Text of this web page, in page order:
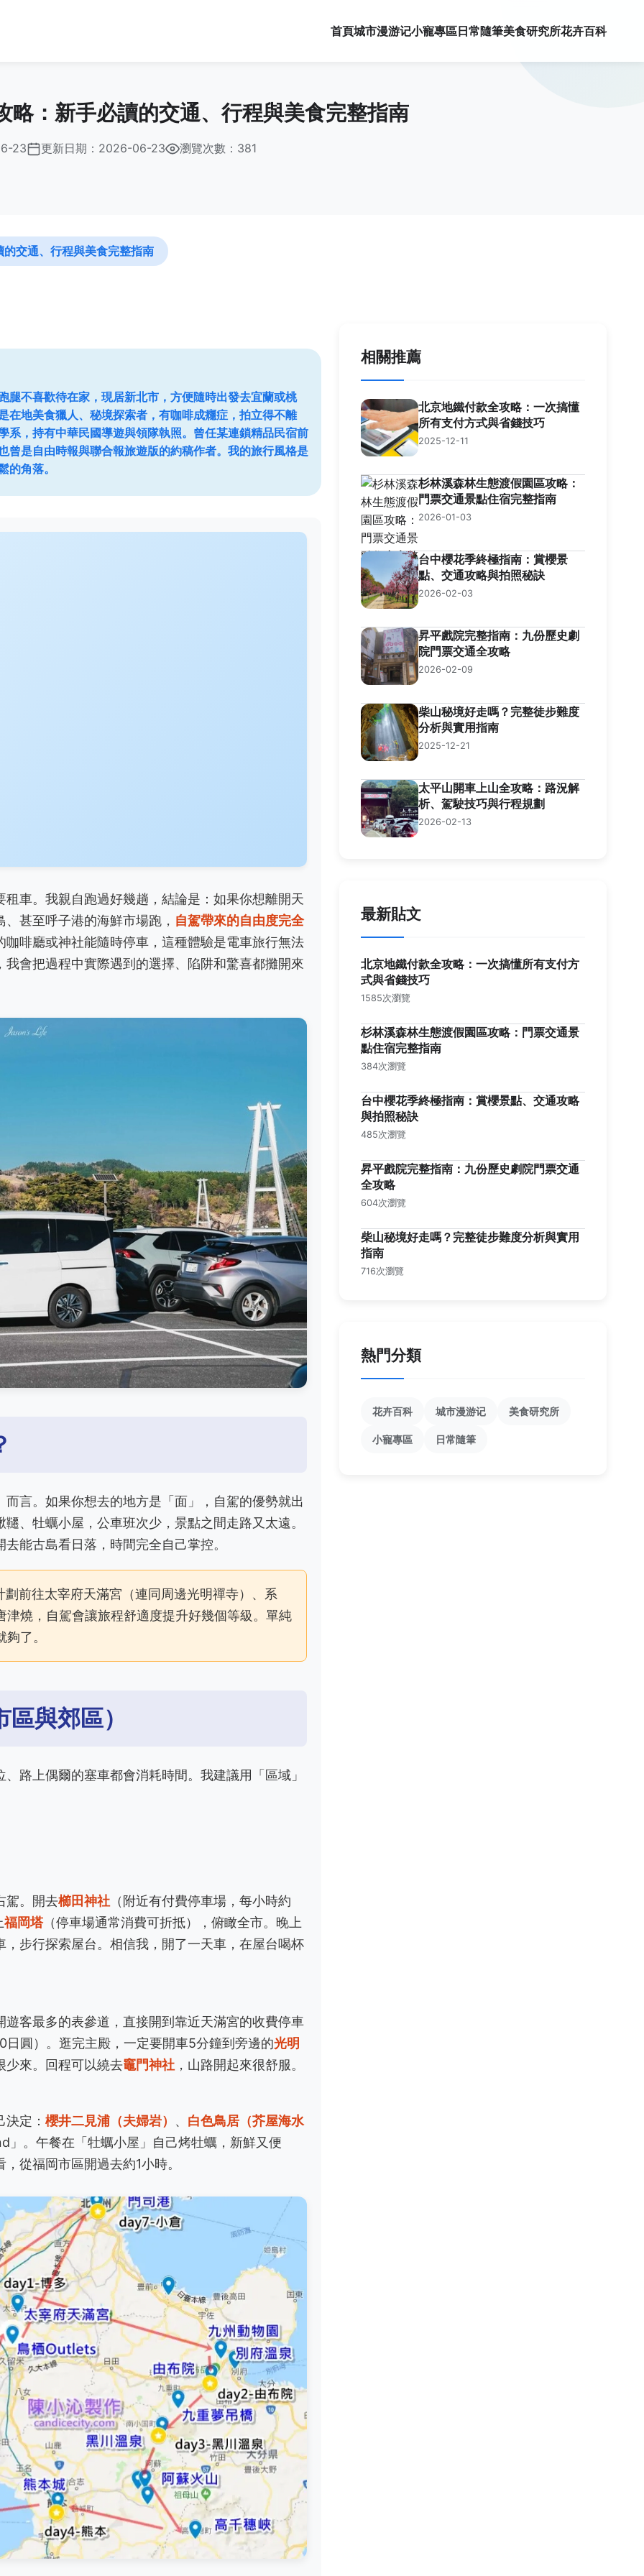
首頁城市漫游记小寵專區日常隨筆美食研究所花卉百科
略：新手必讀的交通、行程與美食完整指南
23 更新日期： 2026-06-23 瀏覽次數：381
交通、行程與美食完整指南
腿不喜歡待在家，現居新北市，方便隨時出發去宜蘭或桃
在地美食獵人、秘境探索者，有咖啡成癮症，拍立得不離
系，持有中華民國導遊與領隊執照。曾任某連鎖精品民宿前
曾是自由時報與聯合報旅遊版的約稿作者。我的旅行風格是
的角落。
車。我親自跑過好幾趟，結論是：如果你想離開天
甚至呼子港的海鮮市場跑， 自駕帶來的自由度完全
啡廳或神社能隨時停車，這種體驗是電車旅行無法
會把過程中實際遇到的選擇、陷阱和驚喜都攤開來
言。如果你想去的地方是「面」，自駕的優勢就出
、牡蠣小屋，公車班次少，景點之間走路又太遠。
能古島看日落，時間完全自己掌控。
前往太宰府天滿宮（連同周邊光明禪寺）、系
燒，自駕會讓旅程舒適度提升好幾個等級。單純
了。
與郊區）
路上偶爾的塞車都會消耗時間。我建議用「區域」
駕。開去櫛田神社 （附近有付費停車場，每小時約
福岡塔（停車場通常消費可折抵），俯瞰全市。晚上
步行探索屋台。相信我，開了一天車，在屋台喝杯
客最多的表參道，直接開到靠近天滿宮的收費停車
圓）。逛完主殿，一定要開車5分鐘到旁邊的光明
少來。回程可以繞去竈門神社 ，山路開起來很舒服。
定： 櫻井二見浦（夫婦岩） 、 白色鳥居（芥屋海水
。午餐在「牡蠣小屋」自己烤牡蠣，新鮮又便
，從福岡市區開過去約1小時。
相關推薦
北京地鐵付款全攻略：一次搞懂
所有支付方式與省錢技巧
2025-12-11
杉林溪森林生態渡假園區攻略：
門票交通景點住宿完整指南
2026-01-03
台中櫻花季終極指南：賞櫻景
點、交通攻略與拍照秘訣
2026-02-03
昇平戲院完整指南：九份歷史劇
院門票交通全攻略
2026-02-09
柴山秘境好走嗎？完整徒步難度
分析與實用指南
2025-12-21
太平山開車上山全攻略：路況解
析、駕駛技巧與行程規劃
2026-02-13
最新貼文
北京地鐵付款全攻略：一次搞懂所有支付方
式與省錢技巧
1585次瀏覽
杉林溪森林生態渡假園區攻略：門票交通景
點住宿完整指南
384次瀏覽
台中櫻花季終極指南：賞櫻景點、交通攻略
與拍照秘訣
485次瀏覽
昇平戲院完整指南：九份歷史劇院門票交通
全攻略
604次瀏覽
柴山秘境好走嗎？完整徒步難度分析與實用
指南
716次瀏覽
熱門分類
花卉百科 城市漫游记 美食研究所
小寵專區 日常隨筆